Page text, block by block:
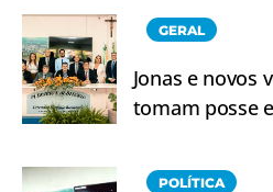
GERAL
Jonas e novos
tomam posse
POLÍTICA